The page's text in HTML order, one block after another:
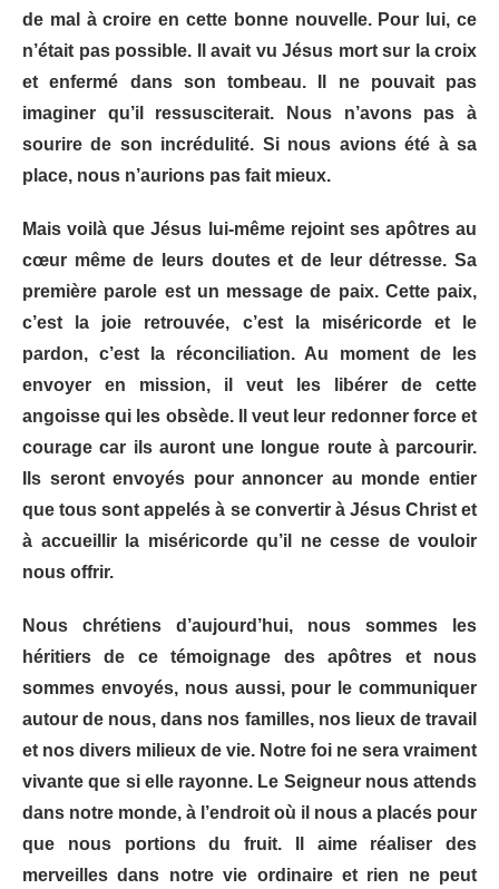
de mal à croire en cette bonne nouvelle. Pour lui, ce
n’était pas possible. Il avait vu Jésus mort sur la croix
et enfermé dans son tombeau. Il ne pouvait pas
imaginer qu’il ressusciterait. Nous n’avons pas à
sourire de son incrédulité. Si nous avions été à sa
place, nous n’aurions pas fait mieux.
Mais voilà que Jésus lui-même rejoint ses apôtres au
cœur même de leurs doutes et de leur détresse. Sa
première parole est un message de paix. Cette paix,
c’est la joie retrouvée, c’est la miséricorde et le
pardon, c’est la réconciliation. Au moment de les
envoyer en mission, il veut les libérer de cette
angoisse qui les obsède. Il veut leur redonner force et
courage car ils auront une longue route à parcourir.
Ils seront envoyés pour annoncer au monde entier
que tous sont appelés à se convertir à Jésus Christ et
à accueillir la miséricorde qu’il ne cesse de vouloir
nous offrir.
Nous chrétiens d’aujourd’hui, nous sommes les
héritiers de ce témoignage des apôtres et nous
sommes envoyés, nous aussi, pour le communiquer
autour de nous, dans nos familles, nos lieux de travail
et nos divers milieux de vie. Notre foi ne sera vraiment
vivante que si elle rayonne. Le Seigneur nous attends
dans notre monde, à l’endroit où il nous a placés pour
que nous portions du fruit. Il aime réaliser des
merveilles dans notre vie ordinaire et rien ne peut